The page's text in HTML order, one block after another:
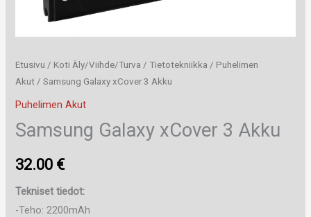
Etusivu / Koti Äly/Viihde/Turva /Tietotekniikka / Puhelimen
Akut / Samsung Galaxy xCover 3 Akku
Puhelimen Akut
Samsung Galaxy xCover 3 Akku
32.00 €
Tekniset tiedot:
-Teho: 2200mAh